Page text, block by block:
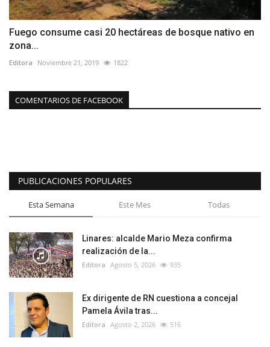
Fuego consume casi 20 hectáreas de bosque nativo en
zona...
Editora Noviembre 21, 2019 1822
COMENTARIOS DE FACEBOOK
PUBLICACIONES POPULARES
Esta Semana Este Mes Todas
Linares: alcalde Mario Meza confirma
realización de la...
Editora Agosto 5, 2026 935
Ex dirigente de RN cuestiona a concejal
Pamela Ávila tras...
Editora Agosto 2, 2026 516